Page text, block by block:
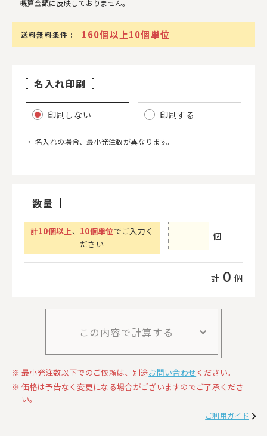
概算金額に反映しておりません。
送料無料条件 : 160個以上10個単位
名入れ印刷
印刷しない 印刷する
名入れの場合、最小発注数が異なります。
数量
計10個以上、 10個単位でご入力く
ださい
個
計 0 個
この内容で計算する
最小発注数以下でのご依頼は、別途お問い合わせください。
価格は予告なく変更になる場合がございますのでご了承くださ
い。
ご利用ガイド